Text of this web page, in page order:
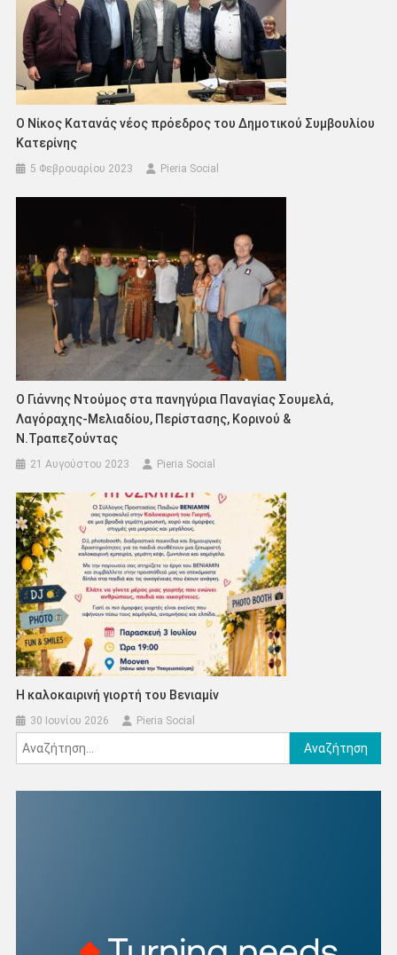
Ο Νίκος Κατανάς νέος πρόεδρος του Δημοτικού Συμβουλίου
Κατερίνης
5 Φεβρουαρίου 2023 Pieria Social
Ο Γιάννης Ντούμος στα πανηγύρια Παναγίας Σουμελά,
Λαγόραχης-Μελιαδίου, Περίστασης, Κορινού &
Ν.Τραπεζούντας
21 Αυγούστου 2023 Pieria Social
Η καλοκαιρινή γιορτή του Βενιαμίν
30 Ιουνίου 2026 Pieria Social
Αναζήτηση
για: